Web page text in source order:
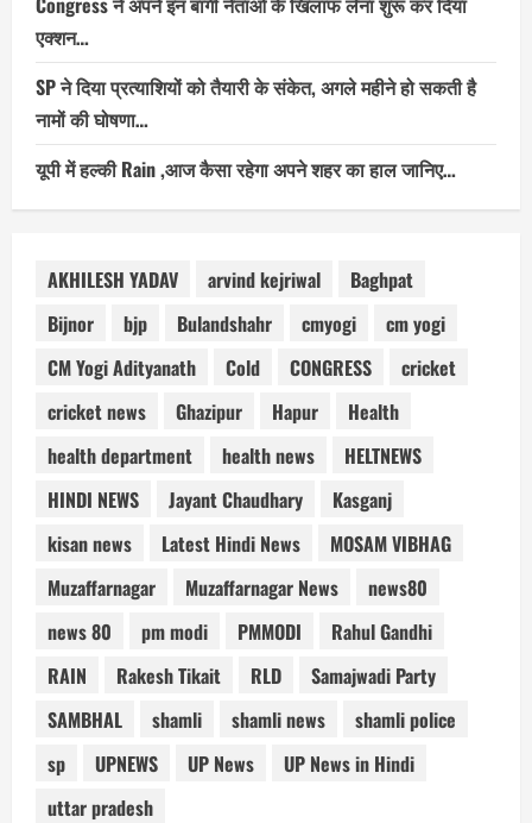
एक्शन…
SP ने दिया प्रत्याशियों को तैयारी के संकेत, अगले महीने हो सकती है
नामों की घोषणा…
यूपी में हल्की Rain ,आज कैसा रहेगा अपने शहर का हाल जानिए…
AKHILESH YADAV arvind kejriwal
Baghpat
Bijnor
bjp Bulandshahr cmyogi
cm yogi
CM Yogi Adityanath
Cold CONGRESS
cricket
cricket news
Ghazipur Hapur
Health
health department
health news
HELTNEWS
HINDI NEWS
Jayant Chaudhary
Kasganj
kisan news
Latest Hindi News
MOSAM VIBHAG
Muzaffarnagar
Muzaffarnagar News
news80
news 80
pm modi PMMODI
Rahul Gandhi
RAIN
Rakesh Tikait RLD
Samajwadi Party
SAMBHAL
shamli shamli news
shamli police
sp
UPNEWS UP News
UP News in Hindi
uttar pradesh